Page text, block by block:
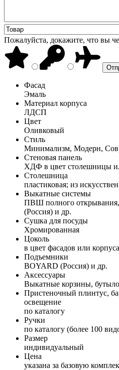
Пожалуйста, докажите, что вы
Фасад
Эмаль
Материал корпуса
ЛДСП
Цвет
Оливковый
Стиль
Минимализм, Модерн,
Стеновая панель
ХДФ в цвет столешницы
Столешница
пластиковая; из
Выкатные системы
ПВШ полного
(Россия) и др.
Сушка для посуды
Хромированная
Цоколь
в цвет фасадов или корпуса
Подъемники
BOYARD (Россия) и др.
Аксессуары
Выкатные корзины,
Пристеночный плинтус,
освещение
по каталогу
Ручки
по каталогу (более 100
Размер
индивидуальный
Цена
указана за базовую